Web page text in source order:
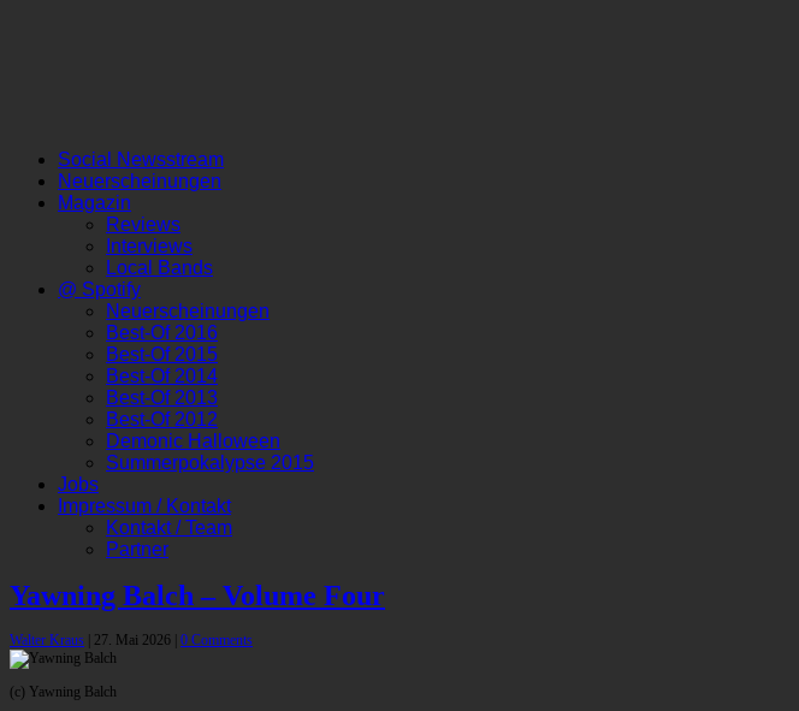
Social Newsstream
Neuerscheinungen
Magazin
Reviews
Interviews
Local Bands
@ Spotify
Neuerscheinungen
Best-Of 2016
Best-Of 2015
Best-Of 2014
Best-Of 2013
Best-Of 2012
Demonic Halloween
Summerpokalypse 2015
Jobs
Impressum / Kontakt
Kontakt / Team
Partner
Yawning Balch – Volume Four
Walter Kraus 27. Mai 2026 0 Comments
(c) Yawning Balch